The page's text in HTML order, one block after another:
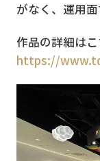
がなく、運用面
作品の詳細は
https://